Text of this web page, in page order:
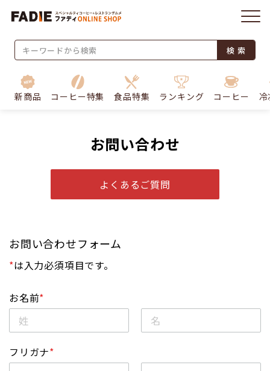
検 索
新商品 コーヒー特集 食品特集 ランキング コーヒー
お問い合わせ
よくあるご質問
お問い合わせフォーム
*は入力必須項目です。
お名前*
フリガナ*